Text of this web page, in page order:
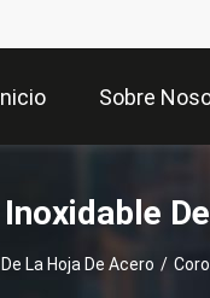
Sobre
La Hoja De Acero /